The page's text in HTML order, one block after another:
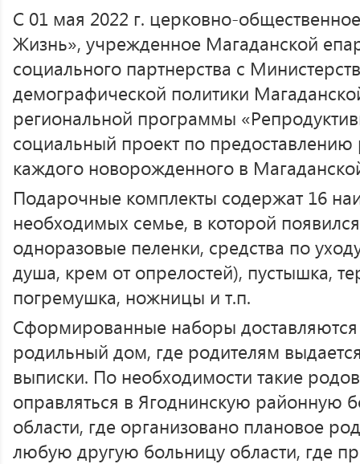
С 01 мая 2022 г. церковно-
Жизнь», учрежденное Магаданской
социального партнерства с
демографической политики
региональной программы
социальный проект по
каждого новорожденного в
Подарочные комплекты содержат 16
необходимых семье, в которой
одноразовые пеленки, средства по
душа, крем от опрелостей), пустышка,
погремушка, ножницы и т.п.
Сформированные наборы
родильный дом, где родителям
выписки. По необходимости такие
оправляться в Ягоднинскую районную
области, где организовано плановое
любую другую больницу области, где